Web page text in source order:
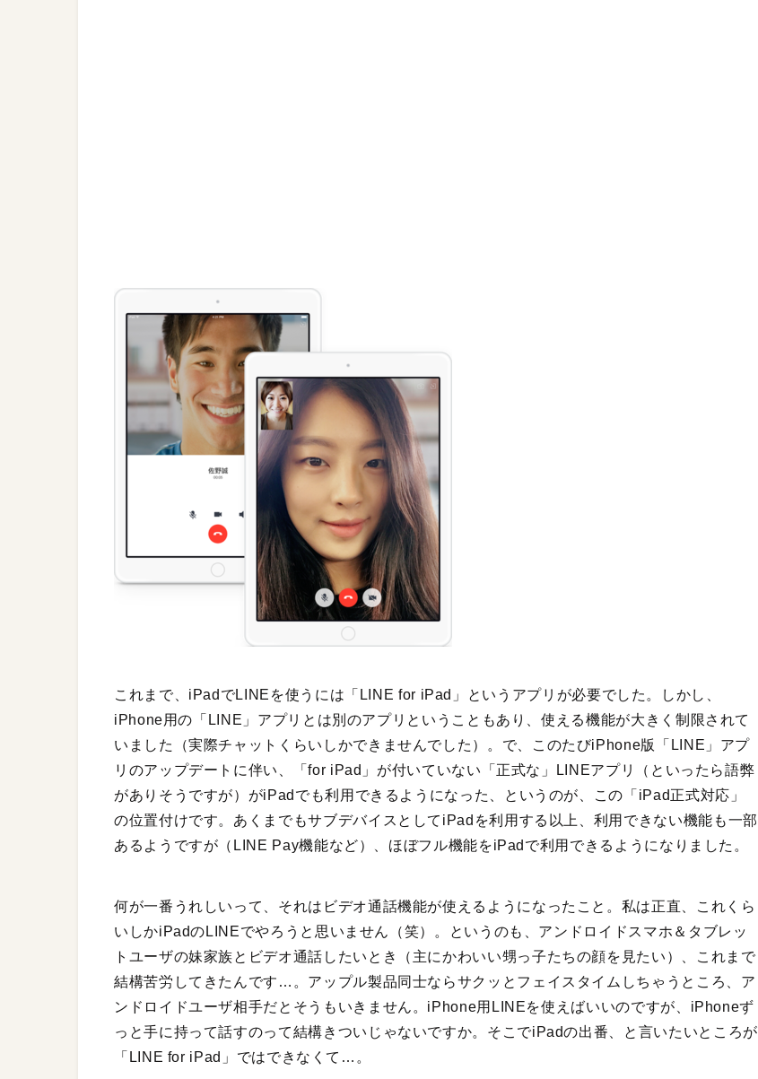
これまで、iPadでLINEを使うには「LINE for iPad」というアプリが必要でした。しかし、
iPhone用の「LINE」アプリとは別のアプリということもあり、使える機能が大きく制限されて
いました（実際チャットくらいしかできませんでした）。で、このたびiPhone版「LINE」アプ
リのアップデートに伴い、「for iPad」が付いていない「正式な」LINEアプリ（といったら語弊
がありそうですが）がiPadでも利用できるようになった、というのが、この「iPad正式対応」
の位置付けです。あくまでもサブデバイスとしてiPadを利用する以上、利用できない機能も一部
あるようですが（LINE Pay機能など）、ほぼフル機能をiPadで利用できるようになりました。
何が一番うれしいって、それはビデオ通話機能が使えるようになったこと。私は正直、これくら
いしかiPadのLINEでやろうと思いません（笑）。というのも、アンドロイドスマホ＆タブレッ
トユーザの妹家族とビデオ通話したいとき（主にかわいい甥っ子たちの顔を見たい）、これまで
結構苦労してきたんです…。アップル製品同士ならサクッとフェイスタイムしちゃうところ、ア
ンドロイドユーザ相手だとそうもいきません。iPhone用LINEを使えばいいのですが、iPhoneず
っと手に持って話すのって結構きついじゃないですか。そこでiPadの出番、と言いたいところが
「LINE for iPad」ではできなくて…。